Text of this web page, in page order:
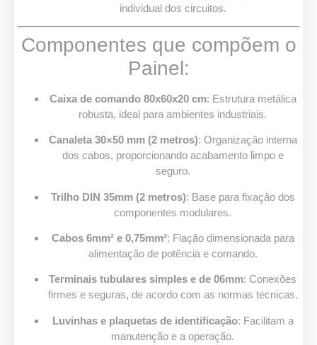
individual dos circuitos.
Componentes que compõem o
Painel:
Caixa de comando 80x60x20 cm: Estrutura metálica
robusta, ideal para ambientes industriais.
Canaleta 30×50 mm (2 metros): Organização interna
dos cabos, proporcionando acabamento limpo e
seguro.
Trilho DIN 35mm (2 metros): Base para fixação dos
componentes modulares.
Cabos 6mm² e 0,75mm²: Fiação dimensionada para
alimentação de potência e comando.
Terminais tubulares simples e de 06mm: Conexões
firmes e seguras, de acordo com as normas técnicas.
Luvinhas e plaquetas de identificação: Facilitam a
manutenção e a operação.